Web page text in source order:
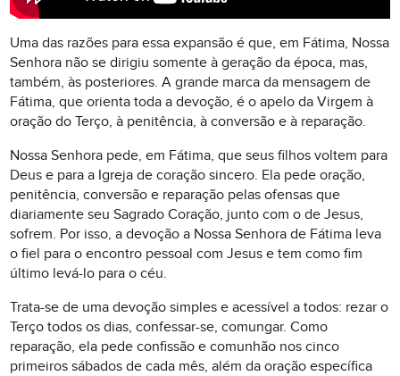
Uma das razões para essa expansão é que, em Fátima, Nossa
Senhora não se dirigiu somente à geração da época, mas,
também, às posteriores. A grande marca da mensagem de
Fátima, que orienta toda a devoção, é o apelo da Virgem à
oração do Terço, à penitência, à conversão e à reparação.
Nossa Senhora pede, em Fátima, que seus filhos voltem para
Deus e para a Igreja de coração sincero. Ela pede oração,
penitência, conversão e reparação pelas ofensas que
diariamente seu Sagrado Coração, junto com o de Jesus,
sofrem. Por isso, a devoção a Nossa Senhora de Fátima leva
o fiel para o encontro pessoal com Jesus e tem como fim
último levá-lo para o céu.
Trata-se de uma devoção simples e acessível a todos: rezar o
Terço todos os dias, confessar-se, comungar. Como
reparação, ela pede confissão e comunhão nos cinco
primeiros sábados de cada mês, além da oração específica